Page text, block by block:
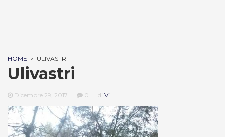
HOME > ULIVASTRI
Ulivastri
Dicembre 29, 2017 0 di Vi